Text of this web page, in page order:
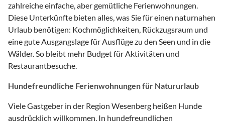
zahlreiche einfache, aber gemütliche Ferienwohnungen.
Diese Unterkünfte bieten alles, was Sie für einen naturnahen
Urlaub benötigen: Kochmöglichkeiten, Rückzugsraum und
eine gute Ausgangslage für Ausflüge zu den Seen und in die
Wälder. So bleibt mehr Budget für Aktivitäten und
Restaurantbesuche.
Hundefreundliche Ferienwohnungen für Natururlaub
Viele Gastgeber in der Region Wesenberg heißen Hunde
ausdrücklich willkommen. In hundefreundlichen